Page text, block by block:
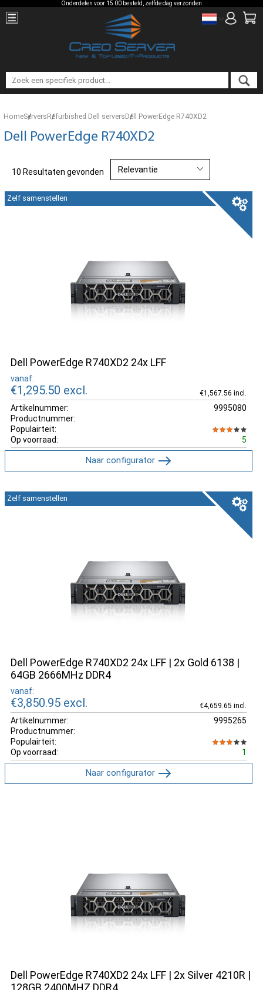
Onderdelen voor 15:00 besteld, zelfde dag verzonden
HomeServersRefurbished Dell serversDell PowerEdge R740XD2
Dell PowerEdge R740XD2
10 Resultaten gevonden
Dell PowerEdge R740XD2 24x LFF
vanaf:
€1,295.50 excl. €1,567.56 incl.
Artikelnummer:
9995080
Productnummer:
Populairteit:
Op voorraad:
5
Zelf samenstellen
Naar configurator
Dell PowerEdge R740XD2 24x LFF | 2x Gold 6138 |
64GB 2666MHz DDR4
vanaf:
€3,850.95 excl. €4,659.65 incl.
Artikelnummer:
9995265
Productnummer:
Populairteit:
Op voorraad:
1
Zelf samenstellen
Naar configurator
Dell PowerEdge R740XD2 24x LFF | 2x Silver 4210R |
128GB 2400MHZ DDR4